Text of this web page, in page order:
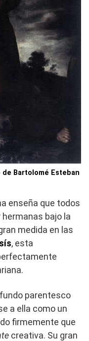
de Bartolomé Esteban
enseña que todos
bajo la
medida en las
, esta
parentesco
a ella como un
firmemente que
creativa. Su gran